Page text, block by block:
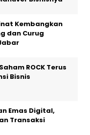
Kembangkan
dan Curug
ROCK Terus
Bisnis
Emas Digital,
Transaksi